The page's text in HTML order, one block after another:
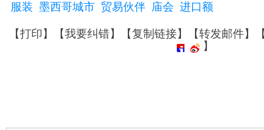
服装 墨西哥城市 贸易伙伴 庙会 进口额
【打印】【我要纠错】【复制链接】【转发邮件】
】